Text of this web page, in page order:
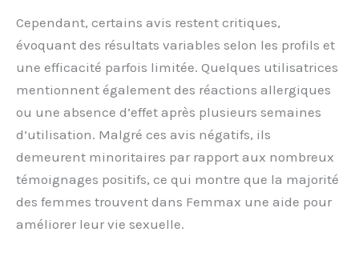
Cependant, certains avis restent critiques,
évoquant des résultats variables selon les profils et
une efficacité parfois limitée. Quelques utilisatrices
mentionnent également des réactions allergiques
ou une absence d’effet après plusieurs semaines
d’utilisation. Malgré ces avis négatifs, ils
demeurent minoritaires par rapport aux nombreux
témoignages positifs, ce qui montre que la majorité
des femmes trouvent dans Femmax une aide pour
améliorer leur vie sexuelle.